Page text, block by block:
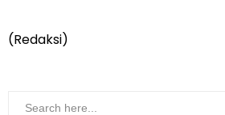
(Redaksi)